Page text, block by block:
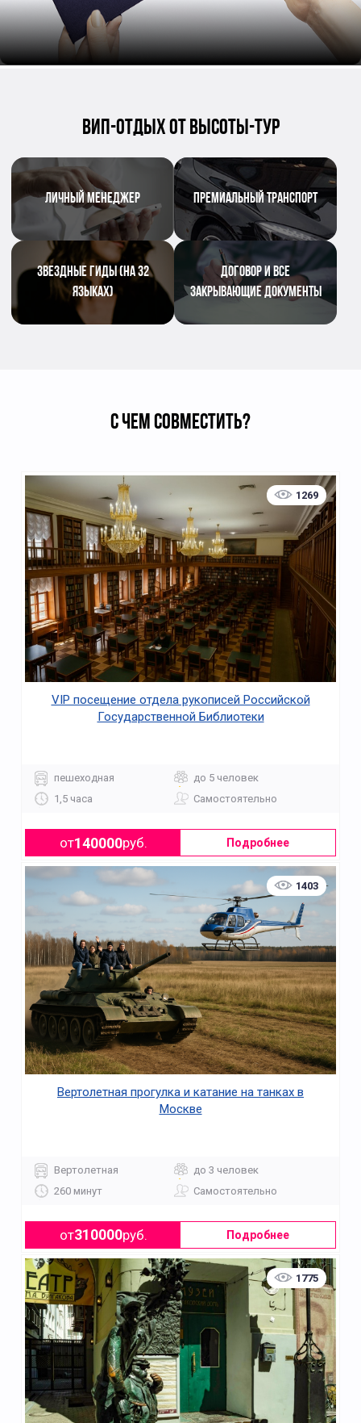
ВИП-ОТДЫХ ОТ ВЫСОТЫ-ТУР
ЛИЧНЫЙ МЕНЕДЖЕР ПРЕМИАЛЬНЫЙ ТРАНСПОРТ
ЗВЕЗДНЫЕ ГИДЫ (НА 32
ЯЗЫКАХ)
ДОГОВОР И ВСЕ
ЗАКРЫВАЮЩИЕ ДОКУМЕНТЫ
С ЧЕМ СОВМЕСТИТЬ?
1269
VIP посещение отдела рукописей Российской
Государственной Библиотеки
пешеходная
до 5 человек
1,5 часа
Самостоятельно
от140000руб. Подробнее
1403
Вертолетная прогулка и катание на танках в
Москве
Вертолетная
до 3 человек
260 минут
Самостоятельно
от310000руб. Подробнее
1775